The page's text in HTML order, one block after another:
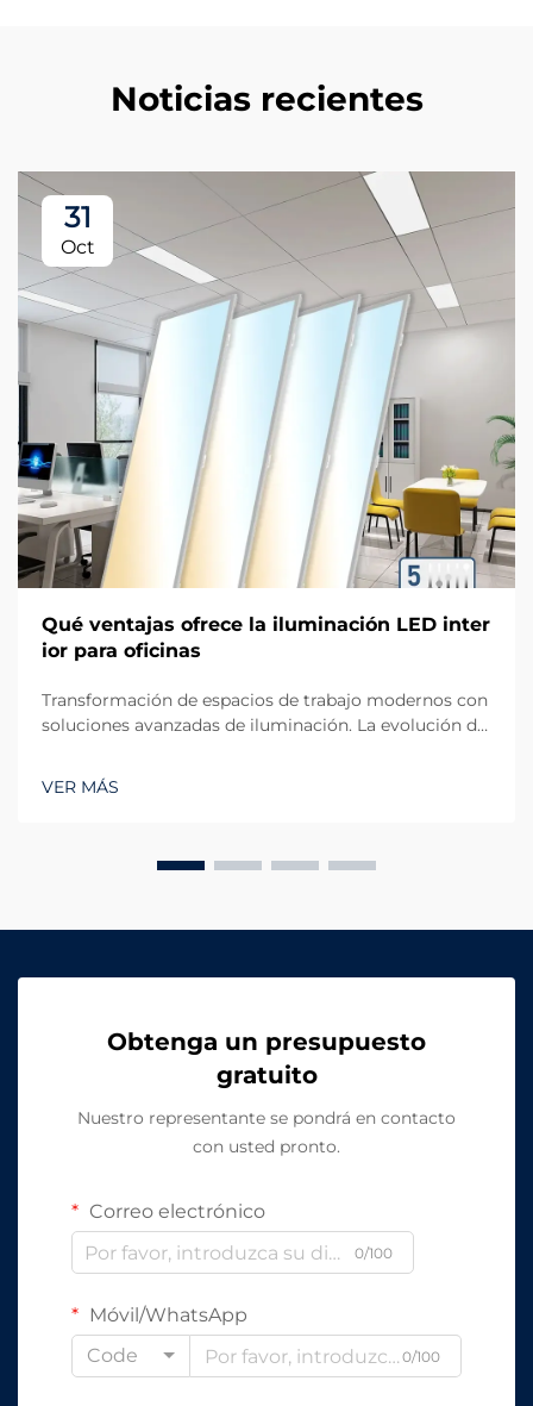
Noticias recientes
31
Oct
Qué ventajas ofrece la iluminación LED inter
ior para oficinas
Transformación de espacios de trabajo modernos con
soluciones avanzadas de iluminación. La evolución de
con la iluminación LED interior, que se ha convertido
en el estándar oro para espacios comerciales. A
VER MÁS
Obtenga un presupuesto
gratuito
Nuestro representante se pondrá en contacto
con usted pronto.
Correo electrónico
0/100
Móvil/WhatsApp
Code
0/100